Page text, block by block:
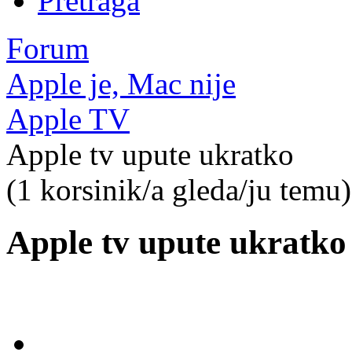
Forum
Apple je, Mac nije
Apple TV
Apple tv upute ukratko
(1 korsinik/a gleda/ju
Apple tv upute ukratko